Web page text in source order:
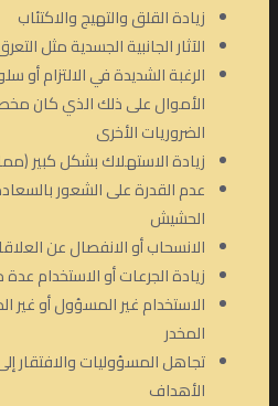
زيادة القلق والتهيج والاكتئاب
الآثار الجانبية الجسدية مثل
الرغبة الشديدة في الالتزام أو
الأموال على ذلك الذي كان
الضروريات الأخرى
زيادة الاستهلاك بشكل كبير
عدم القدرة على الشعور
الحشيش
الانسحاب أو الانفصال عن
زيادة الجرعات أو الاستخدام
الاستخدام غير المسؤول أو غير
المخدر
تجاهل المسؤوليات والافتقار
الأهداف